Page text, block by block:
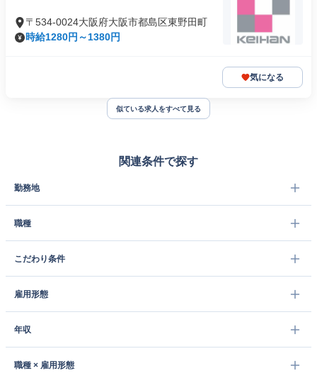
〒534-0024大阪府大阪市都島区東野田町
時給1280円～1380円
気になる
似ている求人をすべて見る
関連条件で探す
勤務地
職種
こだわり条件
雇用形態
年収
職種 × 雇用形態